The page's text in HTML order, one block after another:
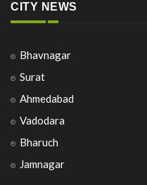
CITY NEWS
Bhavnagar
Surat
Ahmedabad
Vadodara
Bharuch
Jamnagar